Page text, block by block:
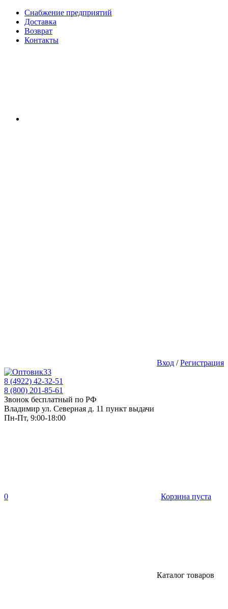
Снабжение предприятий
Доставка
Возврат
Контакты
Вход /Регистрация
8 (4922) 42-32-51
8 (800) 201-85-61
Звонок бесплатный по РФ
Владимир ул. Северная д. 11 пункт выдачи
Пн-Пт, 9:00-18:00
0 Корзина пуста
Каталог товаров